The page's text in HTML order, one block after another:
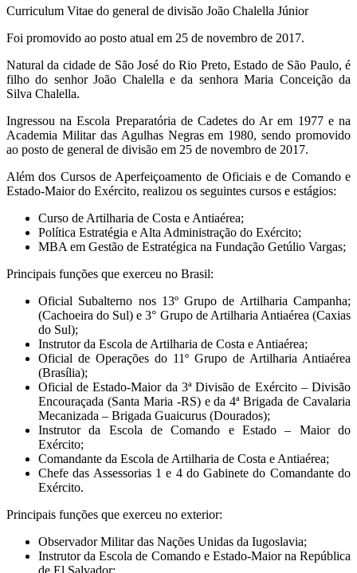
Curriculum Vitae do general de divisão João Chalella Júnior
Foi promovido ao posto atual em 25 de novembro de 2017.
Natural da cidade de São José do Rio Preto, Estado de São Paulo, é
filho do senhor João Chalella e da senhora Maria Conceição da
Silva Chalella.
Ingressou na Escola Preparatória de Cadetes do Ar em 1977 e na
Academia Militar das Agulhas Negras em 1980, sendo promovido
ao posto de general de divisão em 25 de novembro de 2017.
Além dos Cursos de Aperfeiçoamento de Oficiais e de Comando e
Estado-Maior do Exército, realizou os seguintes cursos e estágios:
Curso de Artilharia de Costa e Antiaérea;
Política Estratégia e Alta Administração do Exército;
MBA em Gestão de Estratégica na Fundação Getúlio Vargas;
Principais funções que exerceu no Brasil:
Oficial Subalterno nos 13º Grupo de Artilharia Campanha;
(Cachoeira do Sul) e 3° Grupo de Artilharia Antiaérea (Caxias
do Sul);
Instrutor da Escola de Artilharia de Costa e Antiaérea;
Oficial de Operações do 11º Grupo de Artilharia Antiaérea
(Brasília);
Oficial de Estado-Maior da 3ª Divisão de Exército – Divisão
Encouraçada (Santa Maria -RS) e da 4ª Brigada de Cavalaria
Mecanizada – Brigada Guaicurus (Dourados);
Instrutor da Escola de Comando e Estado – Maior do
Exército;
Comandante da Escola de Artilharia de Costa e Antiaérea;
Chefe das Assessorias 1 e 4 do Gabinete do Comandante do
Exército.
Principais funções que exerceu no exterior:
Observador Militar das Nações Unidas da Iugoslavia;
Instrutor da Escola de Comando e Estado-Maior na República
de El Salvador;